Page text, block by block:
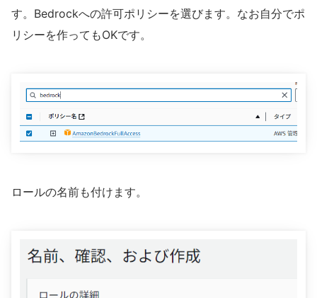
す。Bedrockへの許可ポリシーを選びます。なお自分でポ
リシーを作ってもOKです。
ロールの名前も付けます。